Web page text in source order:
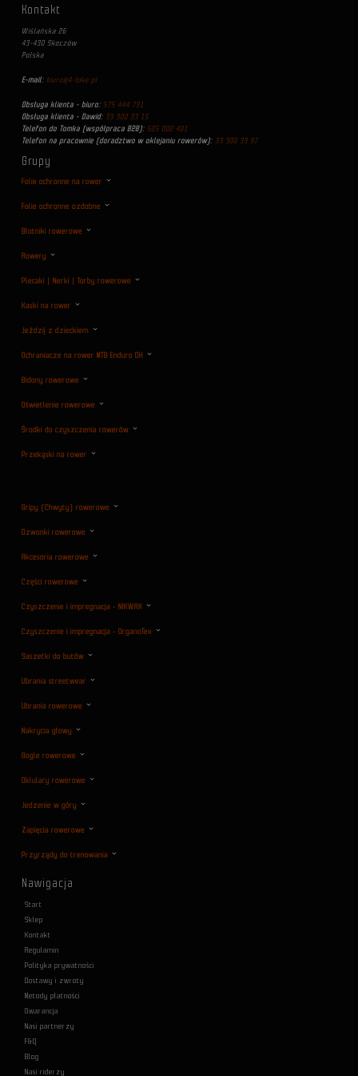
Kontakt
Wiślańska 26
43-430 Skoczów
Polska
E-mail: biuro@4-bike.pl
Obsługa klienta - biuro: 575 444 731
Obsługa klienta - Dawid: 33 300 33 15
Telefon do Tomka (współpraca B2B): 505 002 401
Telefon na pracownie (doradztwo w oklejaniu rowerów): 33 300 33 97
Grupy
Folie ochronne na rower
Folie ochronne ozdobne
Błotniki rowerowe
Rowery
Plecaki | Nerki | Torby rowerowe
Kaski na rower
Jeździj z dzieckiem
Ochraniacze na rower MTB Enduro DH
Bidony rowerowe
Oświetlenie rowerowe
Środki do czyszczenia rowerów
Przekąski na rower
Gripy (Chwyty) rowerowe
Dzwonki rowerowe
Akcesoria rowerowe
Części rowerowe
Czyszczenie i impregnacja - NIKWAX
Czyszczenie i impregnacja - OrganoTex
Saszetki do butów
Ubrania streetwear
Ubrania rowerowe
Nakrycia głowy
Gogle rowerowe
Oklulary rowerowe
Jedzenie w góry
Zapięcia rowerowe
Przyrządy do trenowania
Nawigacja
Start
Sklep
Kontakt
Regulamin
Polityka prywatności
Dostawy i zwroty
Metody płatności
Gwarancja
Nasi partnerzy
F&Q
Blog
Nasi riderzy